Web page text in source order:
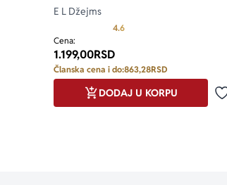
E L Džejms
4.6Prosecna ocena je 4.6 od 5
Cena:
1.199,00RSD
Članska cena i do:863,28RSD
DODAJ U KORPU